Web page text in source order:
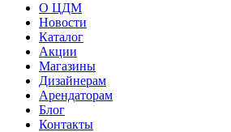
О ЦДМ
Новости
Каталог
Акции
Магазины
Дизайнерам
Арендаторам
Блог
Контакты